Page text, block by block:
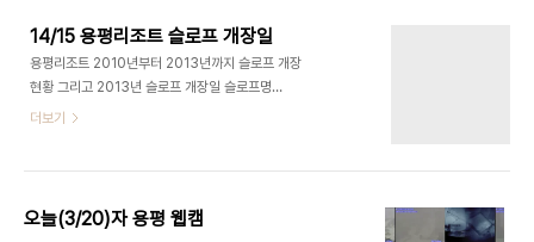
레드 파라다이스 11/20 11/25 11/18 11/19 11/21
12/2 11/30 레드 메인 11/26 11/26 11/23 11/21
12/5 12/5 11/27 골드 밸리 12/16 12/3 11/29
11/23 12/6 12/9 12/9 골드 파라다이스 12/18
12/6 11/30 11/..
14/15 용평리조트 슬로프 개장일
용평리조트 2010년부터 2013년까지 슬로프 개장
현황 그리고 2013년 슬로프 개장일 슬로프명
2010" 2011" 2012" 2013" 2014" 핑크 11/12
11/21 레드 메인 11/26 11/26 11/23 11/21 12/5
골드 밸리 12/16 12/3 11/29 11/23 12/6 골드 파
더보기
오늘(3/20)자 용평 웹캠